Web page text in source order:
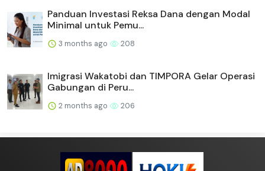
Panduan Investasi Reksa Dana dengan Modal
Minimal untuk Pemu...
3 months ago 208
Imigrasi Wakatobi dan TIMPORA Gelar Operasi
Gabungan di Peru...
2 months ago 206